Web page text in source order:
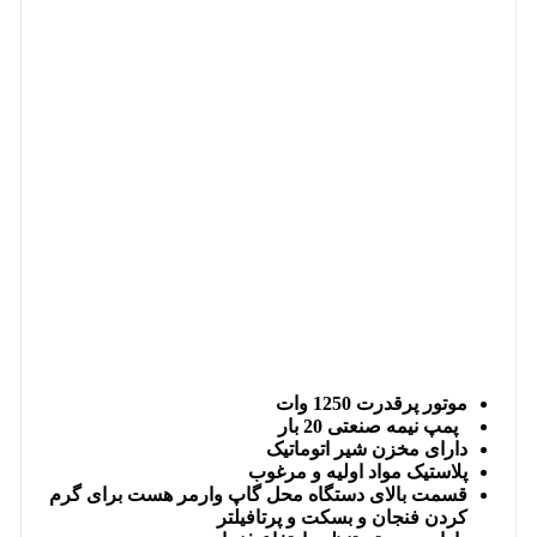
موتور پرقدرت 1250 وات
پمپ نیمه صنعتی 20 بار
دارای مخزن شیر اتوماتیک
پلاستیک مواد اولیه و مرغوب
قسمت بالای دستگاه محل گاپ وارمر هست برای گرم
کردن فنجان و بسکت و پرتافیلتر